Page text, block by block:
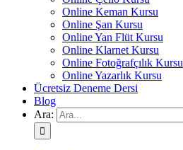
Online Keman Kursu
Online Şan Kursu
Online Yan Flüt Kursu
Online Klarnet Kursu
Online Fotoğrafçılık Kursu
Online Yazarlık Kursu
Ücretsiz Deneme Dersi
Blog
Ara: